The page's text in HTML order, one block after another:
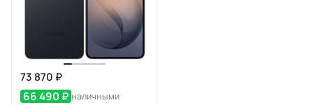
73 870 ₽
66 490 ₽ наличными